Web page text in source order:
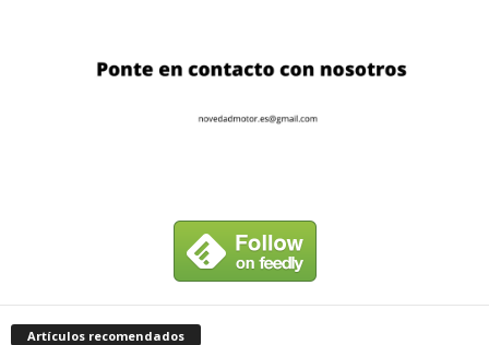
Artículos recomendados